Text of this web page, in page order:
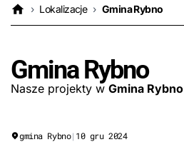
› Lokalizacje › Gmina Rybno
Gmina Rybno
Nasze projekty w Gmina Rybno
gmina Rybno| 10 gru 2024